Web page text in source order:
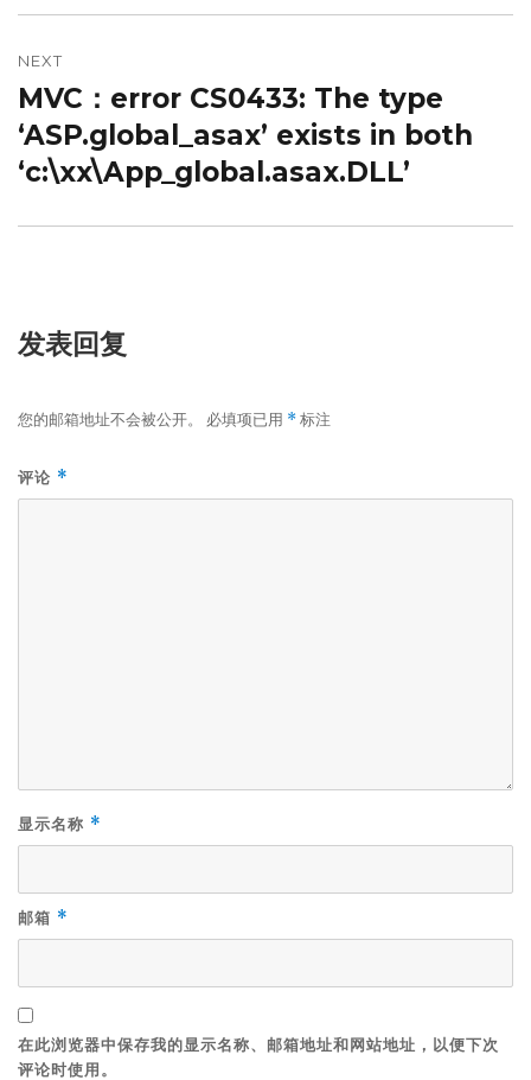
NEXT
Next
post:
MVC：error CS0433: The type
‘ASP.global_asax’ exists in both
‘c:\xx\App_global.asax.DLL’
发表回复
您的邮箱地址不会被公开。 必填项已用 *标注
评论 *
显示名称 *
邮箱 *
在此浏览器中保存我的显示名称、邮箱地址和网站地址，以便下次
评论时使用。